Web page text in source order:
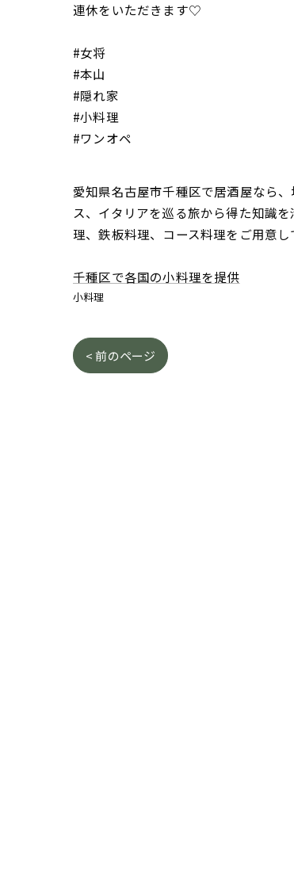
連休をいただきます♡
#女将
#本山
#隠れ家
#小料理
#ワンオペ
愛知県名古屋市千種区で居酒屋なら
ス、イタリアを巡る旅から得た知識
理、鉄板料理、コース料理をご用意
千種区で各国の小料理を提供
小料理
< 前のページ